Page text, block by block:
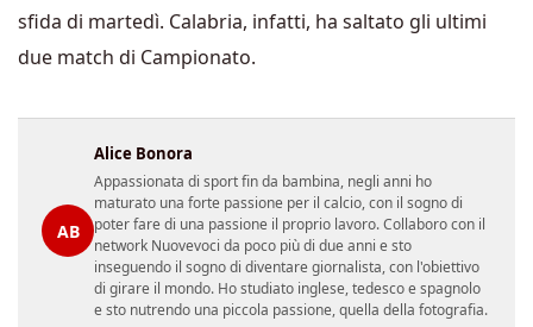
sfida di martedì. Calabria, infatti, ha saltato gli ultimi
due match di Campionato.
AB
Alice Bonora
Appassionata di sport fin da bambina, negli anni ho
maturato una forte passione per il calcio, con il sogno di
poter fare di una passione il proprio lavoro. Collaboro con il
network Nuovevoci da poco più di due anni e sto
inseguendo il sogno di diventare giornalista, con l'obiettivo
di girare il mondo. Ho studiato inglese, tedesco e spagnolo
e sto nutrendo una piccola passione, quella della fotografia.